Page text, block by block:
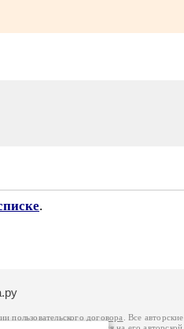
.
пользовательского договора
. Все авторские